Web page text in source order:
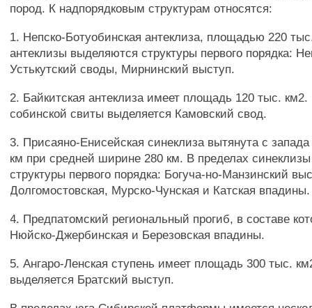
пород. К надпорядковым структурам относятся:
1. Непско-Ботуобинская антеклиза, площадью 220
антеклизы выделяются структуры первого порядка:
Устькутский своды, Мирнинский выступ.
2. Байкитская антеклиза имеет площадь 120 тыс. км2.
собинской свиты выделяется Камовский свод.
3. Присаяно-Енисейская синеклиза вытянута с запада
км при средней ширине 280 км. В пределах
структуры первого порядка: Богуча-но-Манзинский
Долгомостовская, Мурско-Чунская и Катская впадины.
4. Предпатомский региональный прогиб, в составе
Нюйско-Джербинская и Березовская впадины.
5. Ангаро-Ленская ступень имеет площадь 300 тыс.
выделяется Братский выступ.